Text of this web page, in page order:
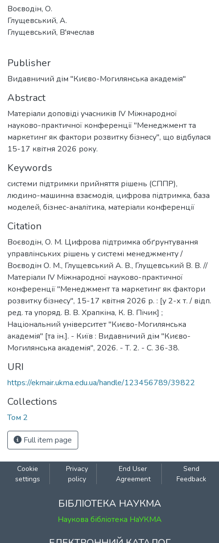
Воєводін, О.
Глущевський, А.
Глущевський, В'ячеслав
Publisher
Видавничий дім "Києво-Могилянська академія"
Abstract
Матеріали доповіді учасників IV Міжнародної
науково-практичної конференції "Менеджмент та
маркетинг як фактори розвитку бізнесу", що відбулася
15-17 квітня 2026 року.
Keywords
системи підтримки прийняття рішень (СППР),
людино-машинна взаємодія, цифрова підтримка, база
моделей, бізнес-аналітика, матеріали конференції
Citation
Воєводін, О. М. Цифрова підтримка обґрунтування
управлінських рішень у системі менеджменту /
Воєводін О. М., Глущевський А. В., Глущевський В. В. //
Матеріали ІV Міжнародної науково-практичної
конференції "Менеджмент та маркетинг як фактори
розвитку бізнесу", 15-17 квітня 2026 р. : [у 2-х т. / відп.
ред. та упоряд. В. В. Храпкіна, К. В. Пічик] ;
Національний університет "Києво-Могилянська
академія" [та ін.]. - Київ : Видавничий дім "Києво-
Могилянська академія", 2026. - Т. 2. - С. 36-38.
URI
https://ekmair.ukma.edu.ua/handle/123456789/39822
Collections
Том 2
Full item page
Cookie
settings
Privacy
policy
End User
Agreement
Send
Feedback
БІБЛІОТЕКА НАУКМА
Наукова бібліотека НаУКМА